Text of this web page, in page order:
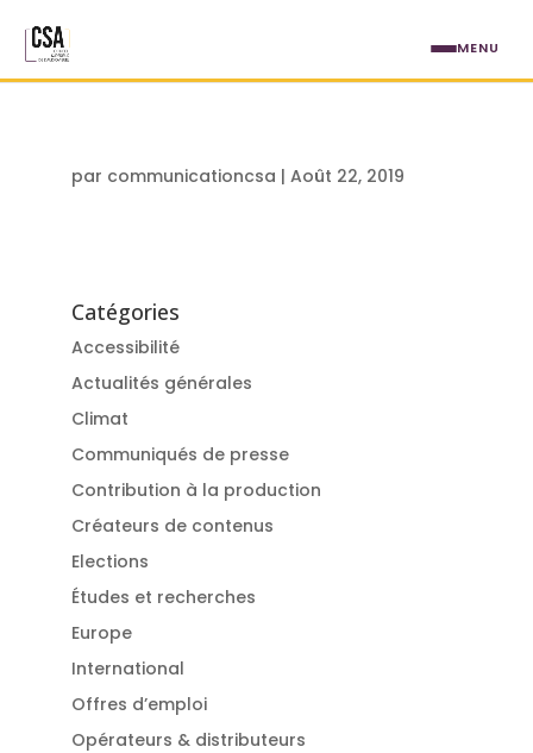
par communicationcsa | Août 22, 2019
Catégories
Accessibilité
Actualités générales
Climat
Communiqués de presse
Contribution à la production
Créateurs de contenus
Elections
Études et recherches
Europe
International
Offres d’emploi
Opérateurs & distributeurs
MENU